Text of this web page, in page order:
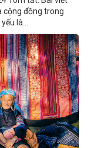
cộng đồng trong
là...